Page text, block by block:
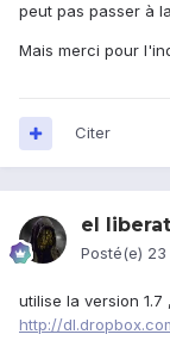
peut pas passer à
Mais merci pour
Citer
el
Posté(e) 23
utilise la version 1.7
http://